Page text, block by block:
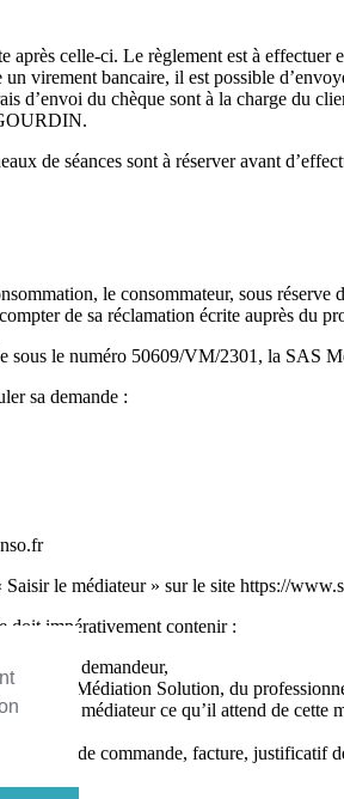
après celle-ci. Le règlement est à
un virement bancaire, il est possible
du chèque sont à la charge du
de séances sont à réserver avant
le consommateur, sous
de sa réclamation écrite auprès du
sous le numéro 50609/VM/2301, la SAS
sa demande :
le médiateur » sur le site https://
doit impérativement contenir :
du demandeur,
Sas Médiation Solution, du
au médiateur ce qu’il attend de cette
(bon de commande, facture, justificatif